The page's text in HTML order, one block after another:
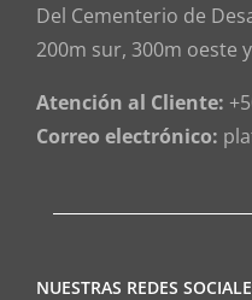
Del Cementerio de
200m sur, 300m oeste
Atención al Cliente:
Correo electrónico:
NUESTRAS REDES